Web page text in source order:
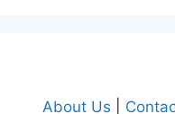
About Us